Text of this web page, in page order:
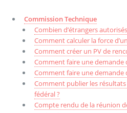
Commission Technique
Combien d’étrangers
Comment calculer la force
Comment créer un PV de
Comment faire une demande
Comment faire une demande
Comment publier les
fédéral ?
Compte rendu de la réunion